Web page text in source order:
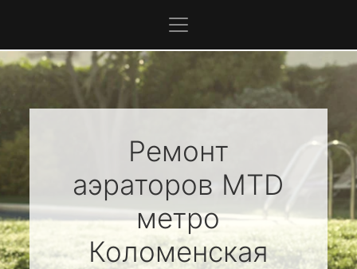
Ремонт
аэраторов MTD
метро
Коломенская